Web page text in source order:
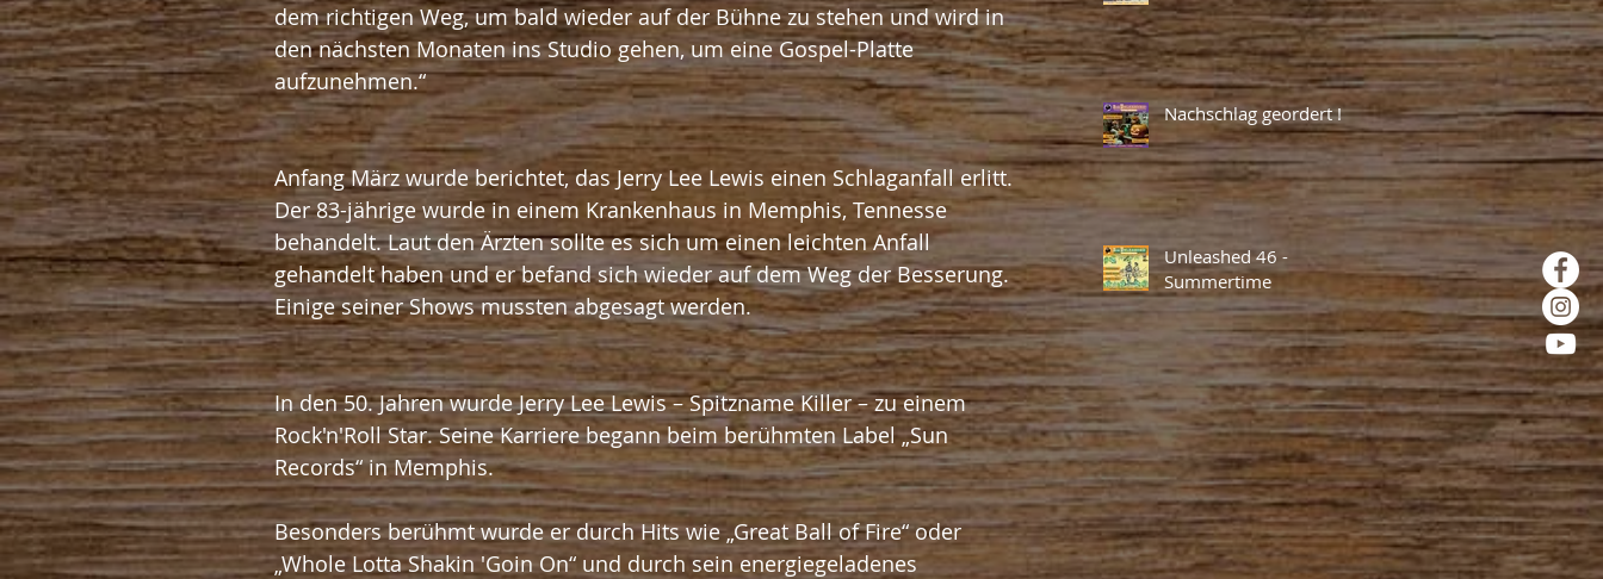
dem richtigen Weg, um bald wieder auf der Bühne zu stehen und wird in
den nächsten Monaten ins Studio gehen, um eine Gospel-Platte
aufzunehmen.“
Anfang März wurde berichtet, das Jerry Lee Lewis einen Schlaganfall erlitt.
Der 83-jährige wurde in einem Krankenhaus in Memphis, Tennesse
behandelt. Laut den Ärzten sollte es sich um einen leichten Anfall
gehandelt haben und er befand sich wieder auf dem Weg der Besserung.
Einige seiner Shows mussten abgesagt werden.
In den 50. Jahren wurde Jerry Lee Lewis – Spitzname Killer – zu einem
Rock'n'Roll Star. Seine Karriere begann beim berühmten Label „Sun
Records“ in Memphis.
Besonders berühmt wurde er durch Hits wie „Great Ball of Fire“ oder
„Whole Lotta Shakin 'Goin On“ und durch sein energiegeladenes
Nachschlag geordert !
Unleashed 46 -
Summertime